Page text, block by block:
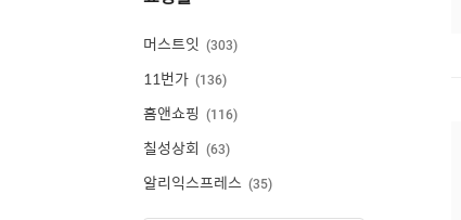
머스트잇 303
11번가 136
홈앤쇼핑 116
칠성상회 63
알리익스프레스 35